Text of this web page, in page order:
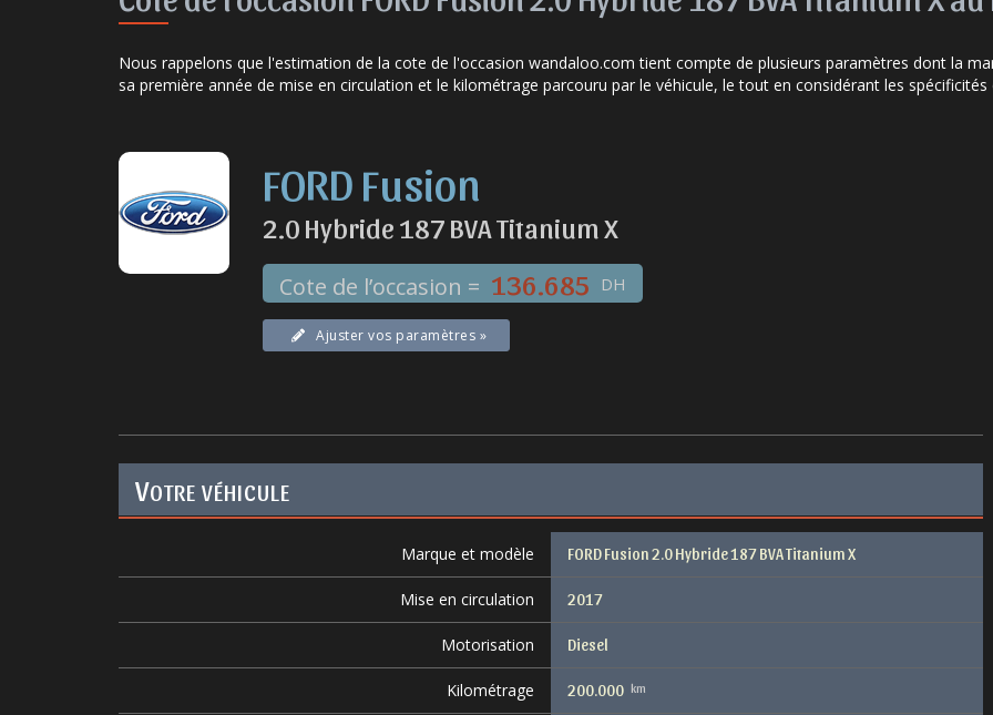
Nous rappelons que l'estimation de la cote de l'occasion wandaloo.com tient compte de plusieurs paramètres dont la
sa première année de mise en circulation et le kilométrage parcouru par le véhicule, le tout en considérant les
FORD Fusion
2.0 Hybride 187 BVA Titanium X
Cote de l’occasion = 136.685 DH
Ajuster vos paramètres »
VOTRE VÉHICULE
Marque et modèle FORD Fusion 2.0 Hybride 187 BVA Titanium X
Mise en circulation 2017
Motorisation Diesel
Kilométrage 200.000 km